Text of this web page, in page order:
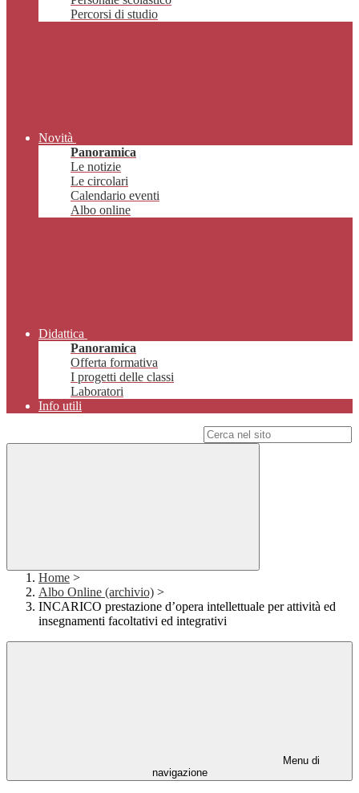
Percorsi di studio
Novità
Panoramica
Le notizie
Le circolari
Calendario eventi
Albo online
Didattica
Panoramica
Offerta formativa
I progetti delle classi
Laboratori
Info utili
Home >
Albo Online (archivio) >
INCARICO prestazione d’opera intellettuale per attività ed
insegnamenti facoltativi ed integrativi
Menu di
navigazione